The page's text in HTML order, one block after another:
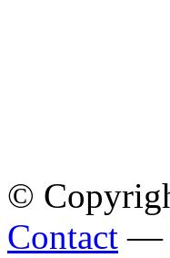
©
Contact —